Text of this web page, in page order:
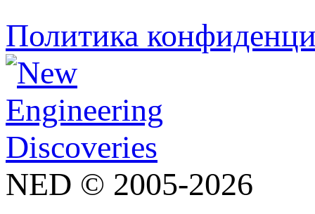
Политика
NED © 2005-2026